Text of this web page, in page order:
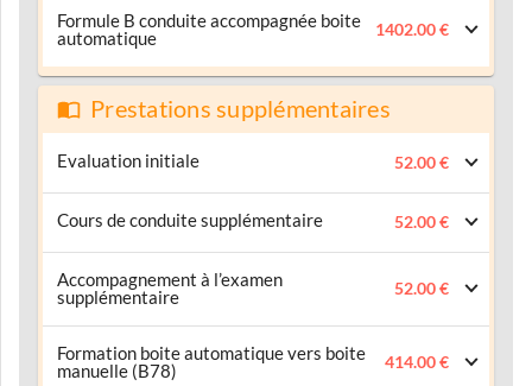
Formule B conduite accompagnée boite
automatique
1402.00 €
Prestations supplémentaires
Evaluation initiale 52.00 €
Cours de conduite supplémentaire 52.00 €
Accompagnement à l’examen
supplémentaire
52.00 €
Formation boite automatique vers boite
manuelle (B78)
414.00 €